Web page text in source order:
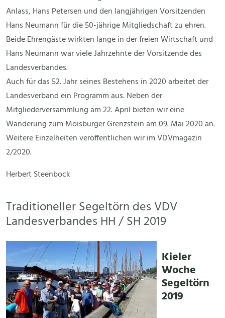
Anlass, Hans Petersen und den langjährigen Vorsitzenden
Hans Neumann für die 50-jährige Mitgliedschaft zu ehren.
Beide Ehrengäste wirkten lange in der freien Wirtschaft und
Hans Neumann war viele Jahrzehnte der Vorsitzende des
Landesverbandes.
Auch für das 52. Jahr seines Bestehens in 2020 arbeitet der
Landesverband ein Programm aus. Neben der
Mitgliederversammlung am 22. April bieten wir eine
Wanderung zum Moisburger Grenzstein am 09. Mai 2020 an.
Weitere Einzelheiten veröffentlichen wir im VDVmagazin
2/2020.
Herbert Steenbock
Traditioneller Segeltörn des VDV
Landesverbandes HH / SH 2019
Kieler
Woche
Segeltörn
2019